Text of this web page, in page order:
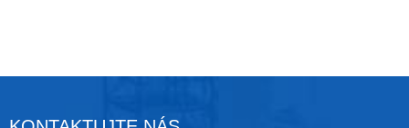
jazýčkový kontakt je úplne utesnený v skle, ktoré je